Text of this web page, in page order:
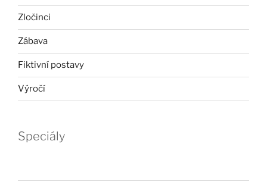
Zločinci
Zábava
Fiktivní postavy
Výročí
Speciály